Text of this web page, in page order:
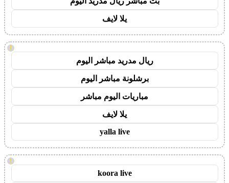
يلا لايف
!
ريال مدريد مباشر اليوم
برشلونة مباشر اليوم
مباريات اليوم مباشر
يلا لايف
yalla live
!
koora live